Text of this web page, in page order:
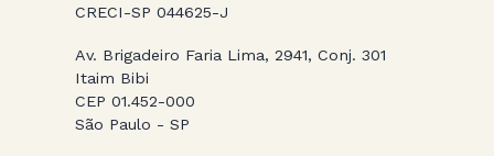
CRECI-SP 044625-J
Av. Brigadeiro Faria Lima, 2941, Conj. 301
Itaim Bibi
CEP 01.452-000
São Paulo - SP